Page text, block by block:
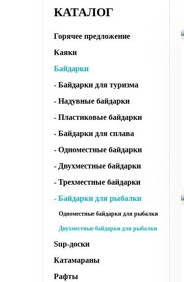
КАТАЛОГ
Горячее предложение
Каяки
Байдарки
- Байдарки для туризма
- Надувные байдарки
- Пластиковые байдарки
- Байдарки для сплава
- Одноместные байдарки
- Двухместные байдарки
- Трехместные байдарки
- Байдарки для рыбалки
Одноместные байдарки для рыбалки
Двухместные байдарки для рыбалки
Sup-доски
Катамараны
Рафты